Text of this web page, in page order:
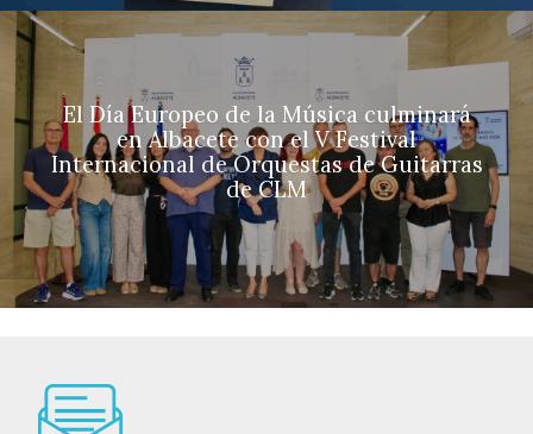
El Día Europeo de la Música culminará
en Albacete con el V Festival
Internacional de Orquestas de Guitarras
de CLM